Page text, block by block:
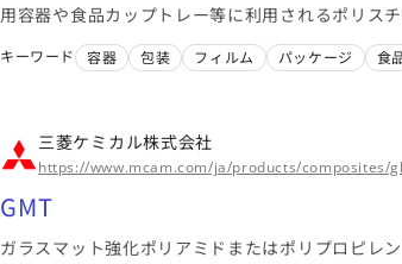
用容器や食品カップトレー等に利用されるポリスチ
キーワード 容器 包装 フィルム パッケージ 食
三菱ケミカル株式会社
https://www.mcam.com/ja/products/composites/
GMT
ガラスマット強化ポリアミドまたはポリプロピレ